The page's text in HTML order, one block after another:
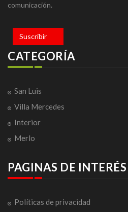
comunicación.
Suscribir
CATEGORÍA
San Luis
Villa Mercedes
Interior
Merlo
PAGINAS DE INTERÉS
Políticas de privacidad